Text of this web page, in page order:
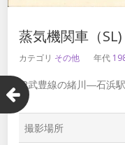
蒸気機関車（SL)
カテゴリ その他 年代
JR武豊線の緒川―石浜
撮影場所